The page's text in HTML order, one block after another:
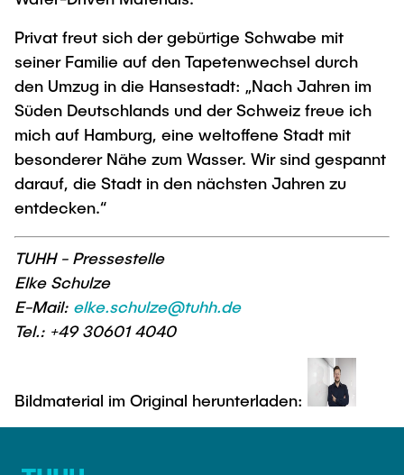
Privat freut sich der gebürtige Schwabe mit
seiner Familie auf den Tapetenwechsel durch
den Umzug in die Hansestadt: „Nach Jahren im
Süden Deutschlands und der Schweiz freue ich
mich auf Hamburg, eine weltoffene Stadt mit
besonderer Nähe zum Wasser. Wir sind gespannt
darauf, die Stadt in den nächsten Jahren zu
entdecken.“
TUHH - Pressestelle
Elke Schulze
E-Mail: elke.schulze@tuhh.de
Tel.: +49 30601 4040
Bildmaterial im Original herunterladen: